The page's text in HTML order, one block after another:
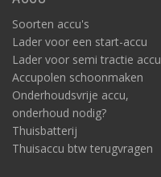
Soorten accu's
Lader voor een start-accu
Lader voor semi tractie accu
Accupolen schoonmaken
Onderhoudsvrije accu,
onderhoud nodig?
Thuisbatterij
Thuisaccu btw terugvragen